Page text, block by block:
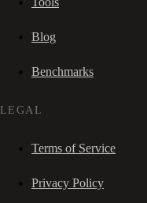
Blog
Benchmarks
LEGAL
Terms of Service
Privacy Policy